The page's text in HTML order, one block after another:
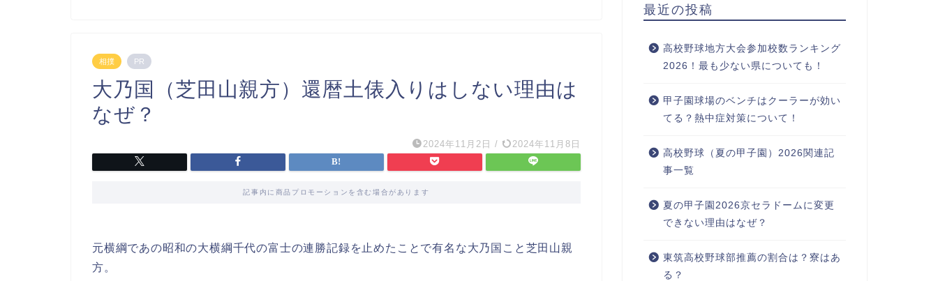
相撲 PR
大乃国（芝田山親方）還暦土俵入りはしない理由は
なぜ？
2024年11月2日 / 2024年11月8日
記事内に商品プロモーションを含む場合があります
元横綱であの昭和の大横綱千代の富士の連勝記録を止めたことで有名な大乃国こと芝田山親
方。
最近の投稿
高校野球地方大会参加校数ランキング
2026！最も少ない県についても！
甲子園球場のベンチはクーラーが効い
てる？熱中症対策について！
高校野球（夏の甲子園）2026関連記
事一覧
夏の甲子園2026京セラドームに変更
できない理由はなぜ？
東筑高校野球部推薦の割合は？寮はあ
る？